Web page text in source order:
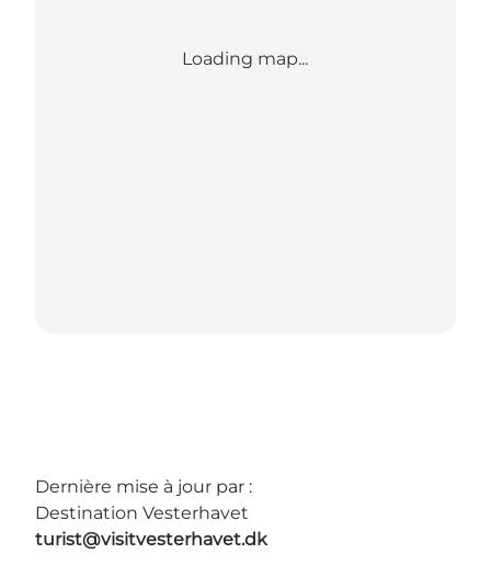
Loading map...
Dernière mise à jour par :
Destination Vesterhavet
turist@visitvesterhavet.dk